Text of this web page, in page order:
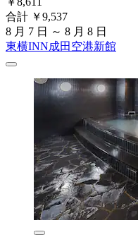
合計 ￥9,537
8 月 7 日 ～ 8 月 8 日
東横INN成田空港新館